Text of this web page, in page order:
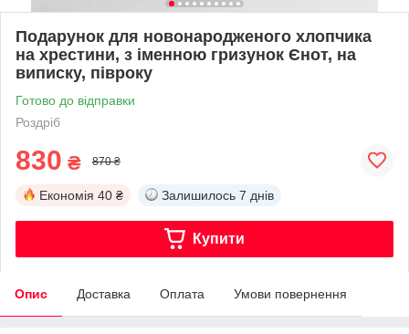
Подарунок для новонародженого хлопчика
на хрестини, з іменною гризунок Єнот, на
виписку, півроку
Готово до відправки
Роздріб
830 ₴ 870 ₴
Економія 40 ₴ Залишилось 7 днів
Купити
Опис Доставка Оплата Умови повернення